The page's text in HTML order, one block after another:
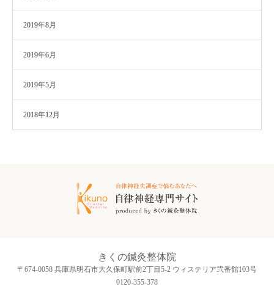
2019年8月
2019年6月
2019年5月
2018年12月
きくの鍼灸整体院
〒674-0058 兵庫県明石市大久保町駅前2丁目5-2 ウィステリア弐番館103号
0120-355-378